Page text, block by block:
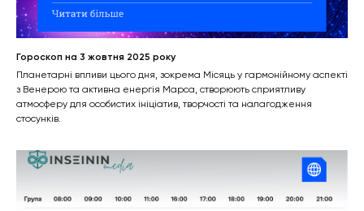
Гороскоп на 3 жовтня 2025 року
Планетарні впливи цього дня, зокрема Місяць у гармонійному аспекті
з Венерою та активна енергія Марса, створюють сприятливу
атмосферу для особистих ініціатив, творчості та налагодження
стосунків.